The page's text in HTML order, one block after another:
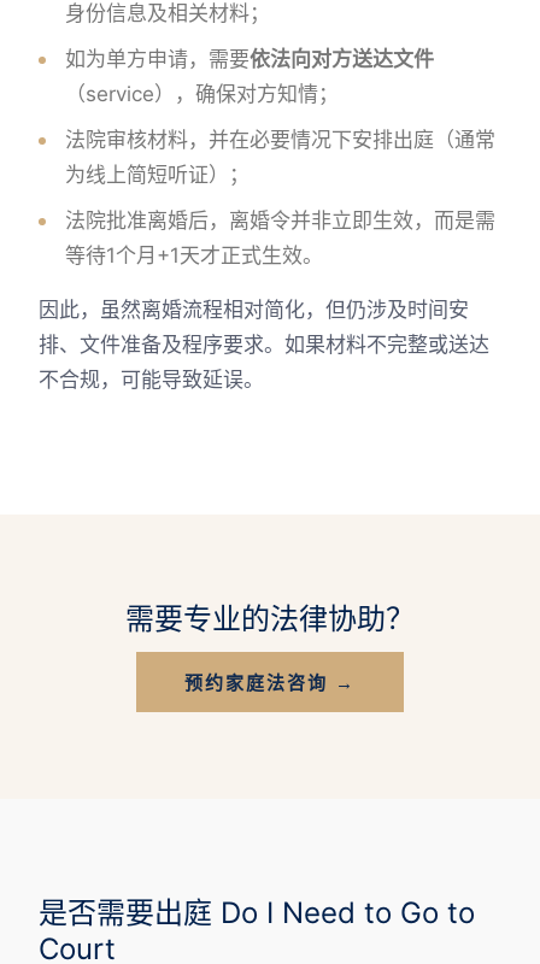
身份信息及相关材料；
如为单方申请，需要依法向对方送达文件
（service），确保对方知情；
法院审核材料，并在必要情况下安排出庭（通常
为线上简短听证）；
法院批准离婚后，离婚令并非立即生效，而是需
等待1个月+1天才正式生效。
因此，虽然离婚流程相对简化，但仍涉及时间安
排、文件准备及程序要求。如果材料不完整或送达
不合规，可能导致延误。
需要专业的法律协助？
预约家庭法咨询 →
是否需要出庭 Do I Need to Go to
Court